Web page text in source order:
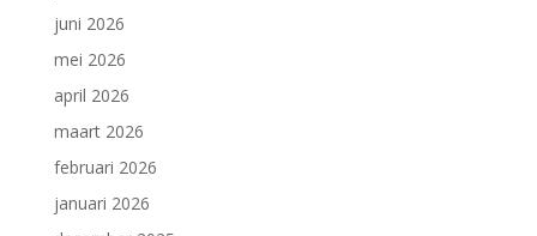
juni 2026
mei 2026
april 2026
maart 2026
februari 2026
januari 2026